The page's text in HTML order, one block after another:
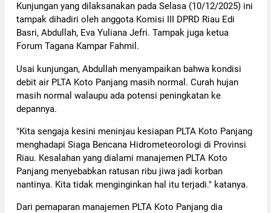
Kunjungan yang dilaksanakan pada Selasa (10/12/2025) ini
tampak dihadiri oleh anggota Komisi III DPRD Riau Edi
Basri, Abdullah, Eva Yuliana Jefri. Tampak juga ketua
Forum Tagana Kampar Fahmil.
Usai kunjungan, Abdullah menyampaikan bahwa kondisi
debit air PLTA Koto Panjang masih normal. Curah hujan
masih normal walaupu ada potensi peningkatan ke
depannya.
"Kita sengaja kesini meninjau kesiapan PLTA Koto Panjang
menghadapi Siaga Bencana Hidrometeorologi di Provinsi
Riau. Kesalahan yang dialami manajemen PLTA Koto
Panjang menyebabkan ratusan ribu jiwa jadi korban
nantinya. Kita tidak menginginkan hal itu terjadi." katanya.
Dari pemaparan manajemen PLTA Koto Panjang dia